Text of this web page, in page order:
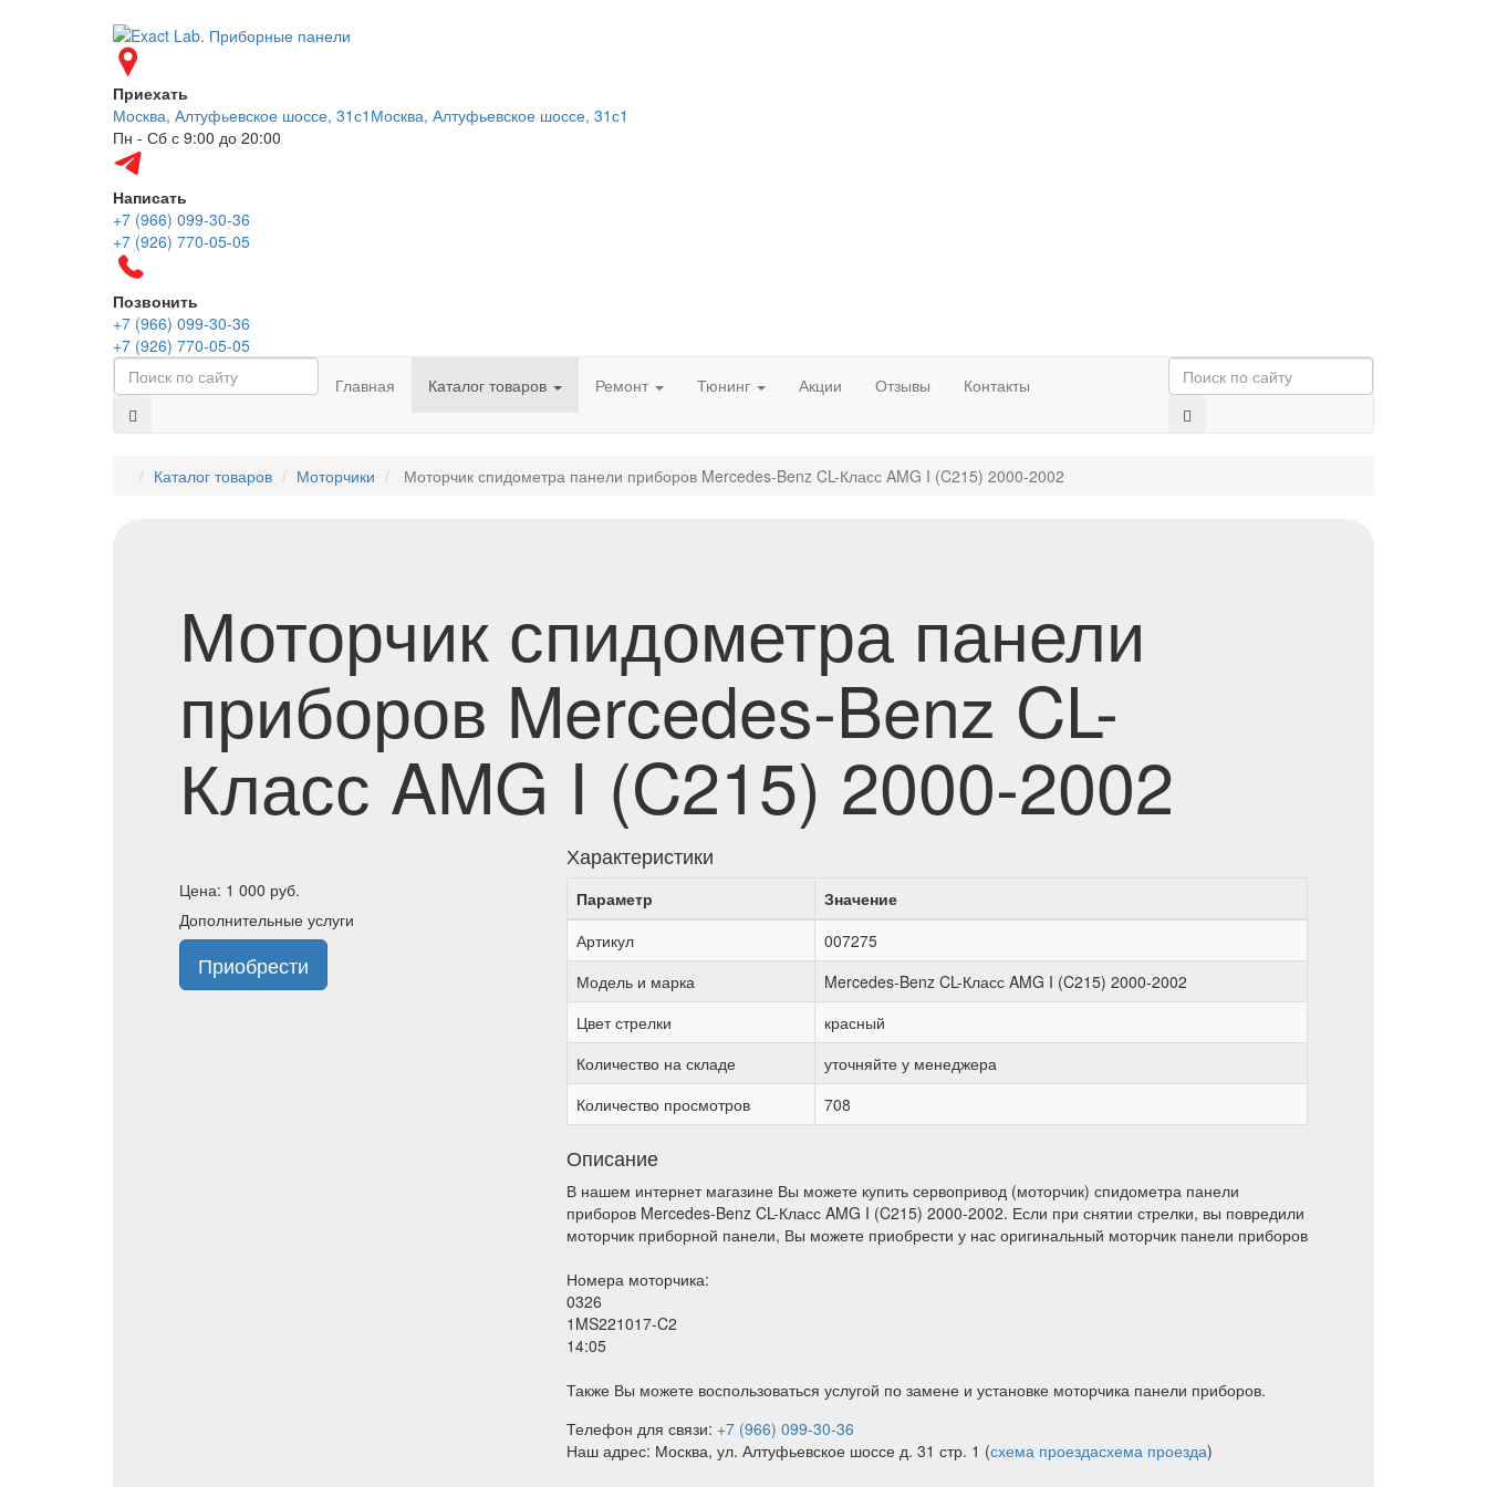
Приехать
Москва, Алтуфьевское шоссе, 31с1 Москва, Алтуфьевское шоссе, 31с1
Пн - Сб с 9:00 до 20:00
Написать
+7 (966) 099-30-36
+7 (926) 770-05-05
Позвонить
+7 (966) 099-30-36
+7 (926) 770-05-05
Главная
Каталог товаров Ремонт Тюнинг Акции Отзывы Контакты
Каталог товаров Моторчики Моторчик спидометра панели приборов Mercedes-Benz CL-Класс AMG I (C215) 2000-2002
Моторчик спидометра панели
приборов Mercedes-Benz CL-
Класс AMG I (C215) 2000-2002
Цена: 1 000 руб.
Дополнительные услуги
Приобрести
Характеристики
Параметр
Значение
Артикул
007275
Модель и марка
Mercedes-Benz CL-Класс AMG I (C215) 2000-2002
Цвет стрелки
красный
Количество на складе
уточняйте у менеджера
Количество просмотров
708
Описание
В нашем интернет магазине Вы можете купить сервопривод (моторчик) спидометра панели
приборов Mercedes-Benz CL-Класс AMG I (C215) 2000-2002. Если при снятии стрелки, вы повредили
моторчик приборной панели, Вы можете приобрести у нас оригинальный моторчик панели приборов
Номера моторчика:
0326
1MS221017-C2
14:05
Также Вы можете воспользоваться услугой по замене и установке моторчика панели приборов.
Телефон для связи: +7 (966) 099-30-36
Наш адрес: Москва, ул. Алтуфьевское шоссе д. 31 стр. 1 (схема проездасхема проезда)